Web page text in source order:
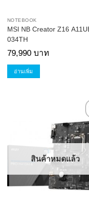
NOTEBOOK
MSI NB Creator Z16
034TH
79,990 บาท
อ่านเพิ่ม
สินค้าหมดแล้ว